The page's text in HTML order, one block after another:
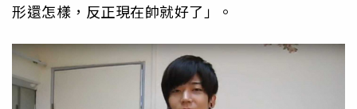
形還怎樣，反正現在帥就好了」。